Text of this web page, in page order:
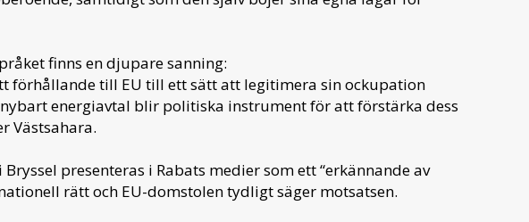
finns en djupare sanning:
förhållande till EU till ett sätt att legitimera sin ockupation
energiavtal blir politiska instrument för att förstärka dess
Västsahara.
presenteras i Rabats medier som ett “erkännande av
rätt och EU-domstolen tydligt säger motsatsen.